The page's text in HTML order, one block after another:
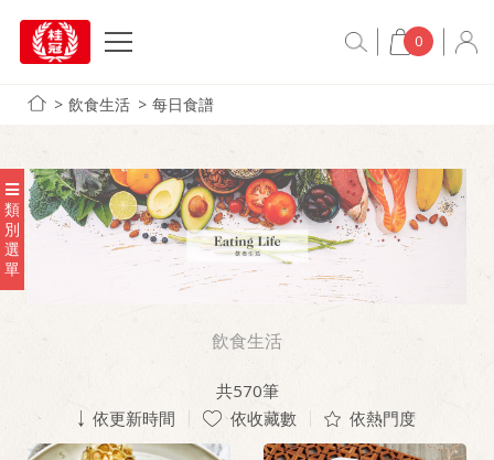
0
飲食生活 每日食譜
類
別
選
單
飲食生活
共570筆
依更新時間
依收藏數 依熱門度